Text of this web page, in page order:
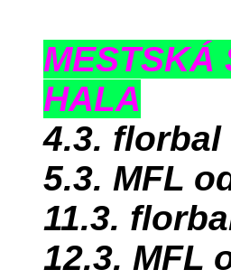
MESTSKÁ
HALA
4.3. florbal
5.3. MFL
11.3.
12.3. MFL